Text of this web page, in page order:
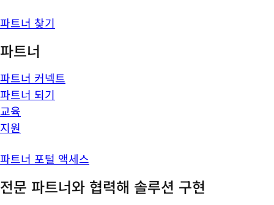
파트너 찾기
파트너
파트너 커넥트
파트너 되기
교육
지원
파트너 포털 액세스
전문 파트너와 협력해 솔루션 구현